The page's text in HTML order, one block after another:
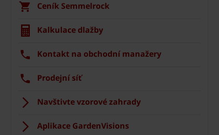
Ceník Semmelrock
Kalkulace dlažby
Kontakt na obchodní manažery
Prodejní síť
Navštivte vzorové zahrady
Aplikace GardenVisions